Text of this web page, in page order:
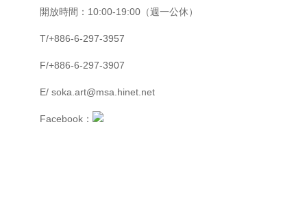
開放時間：10:00-19:00（週一公休）
T/+886-6-297-3957
F/+886-6-297-3907
E/ soka.art@msa.hinet.net
Facebook：